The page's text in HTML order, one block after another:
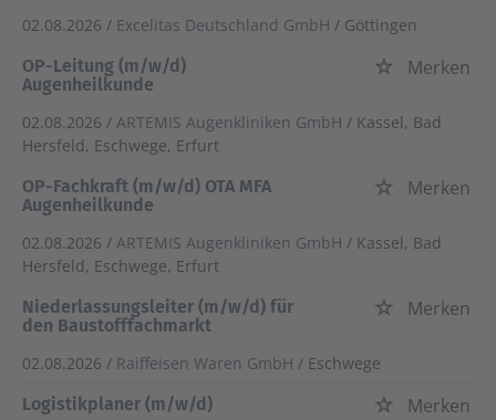
02.08.2026 / Excelitas Deutschland GmbH / Göttingen
OP-Leitung (m/w/d)
Augenheilkunde
Merken
02.08.2026 / ARTEMIS Augenkliniken GmbH / Kassel, Bad
Hersfeld, Eschwege, Erfurt
OP-Fachkraft (m/w/d) OTA MFA
Augenheilkunde
Merken
02.08.2026 / ARTEMIS Augenkliniken GmbH / Kassel, Bad
Hersfeld, Eschwege, Erfurt
Niederlassungsleiter (m/w/d) für
den Baustofffachmarkt
Merken
02.08.2026 / Raiffeisen Waren GmbH / Eschwege
Logistikplaner (m/w/d)
Merken